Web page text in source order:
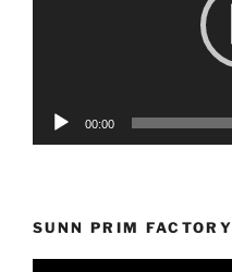
00:00
SUNN PRIM FACTORY